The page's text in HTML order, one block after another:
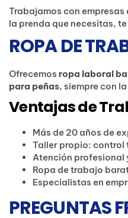
Trabajamos con
la prenda que necesitas,
ROPA DE
Ofrecemos ropa laboral
para peñas, siempre con
Ventajas de
Más de 20 años de
Taller propio: control
Atención profesional
Ropa de trabajo
Especialistas en
PREGUNTAS